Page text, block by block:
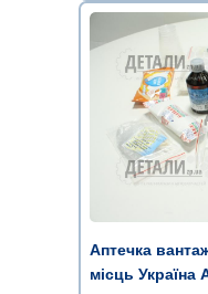
Аптечка
місць Україна